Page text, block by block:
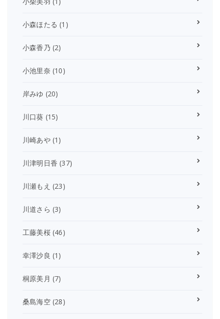
小森ほたる (1)
小森香乃 (2)
小池里奈 (10)
岸みゆ (20)
川口葵 (15)
川崎あや(1)
川津明日香 (37)
川瀬もえ (23)
川道さら (3)
工藤美桜(46)
幸澤沙良 (1)
桐原美月 (7)
桑島海空(28)